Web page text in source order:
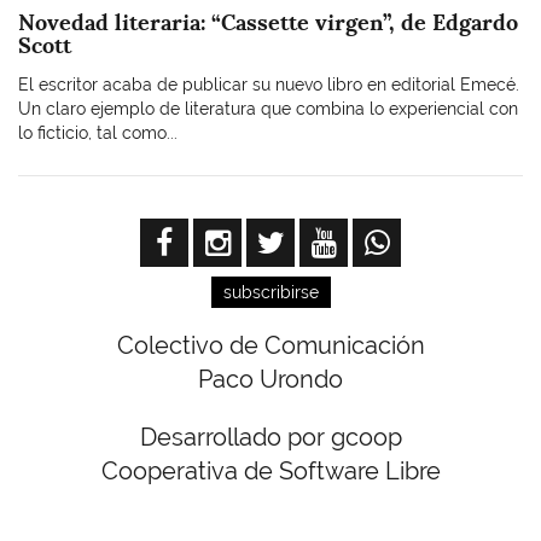
Novedad literaria: “Cassette virgen”, de Edgardo
Scott
El escritor acaba de publicar su nuevo libro en editorial Emecé.
Un claro ejemplo de literatura que combina lo experiencial con
lo ficticio, tal como...
subscribirse
Colectivo de Comunicación
Paco Urondo
Desarrollado por gcoop
Cooperativa de Software Libre